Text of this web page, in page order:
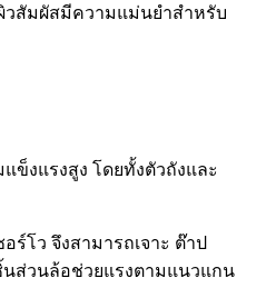
วสัมผัสมีความแม่นยำสำหรับ
ข็งแรงสูง โดยทั้งตัวถังและ
ร์โว จึงสามารถเจาะ ต๊าป
ส่วนล้อช่วยแรงตามแนวแกน